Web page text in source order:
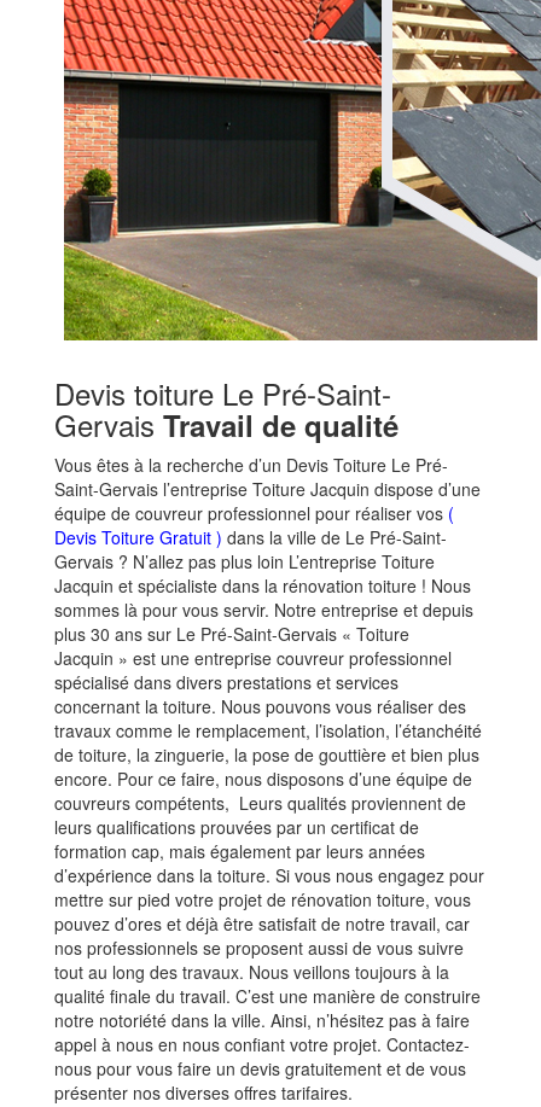
Devis toiture Le Pré-Saint-
Gervais Travail de qualité
Vous êtes à la recherche d’un Devis Toiture Le Pré-
Saint-Gervais l’entreprise Toiture Jacquin dispose d’une
équipe de couvreur professionnel pour réaliser vos (
Devis Toiture Gratuit ) dans la ville de Le Pré-Saint-
Gervais ? N’allez pas plus loin L’entreprise Toiture
Jacquin et spécialiste dans la rénovation toiture ! Nous
sommes là pour vous servir. Notre entreprise et depuis
plus 30 ans sur Le Pré-Saint-Gervais « Toiture
Jacquin » est une entreprise couvreur professionnel
spécialisé dans divers prestations et services
concernant la toiture. Nous pouvons vous réaliser des
travaux comme le remplacement, l’isolation, l’étanchéité
de toiture, la zinguerie, la pose de gouttière et bien plus
encore. Pour ce faire, nous disposons d’une équipe de
couvreurs compétents, Leurs qualités proviennent de
leurs qualifications prouvées par un certificat de
formation cap, mais également par leurs années
d’expérience dans la toiture. Si vous nous engagez pour
mettre sur pied votre projet de rénovation toiture, vous
pouvez d’ores et déjà être satisfait de notre travail, car
nos professionnels se proposent aussi de vous suivre
tout au long des travaux. Nous veillons toujours à la
qualité finale du travail. C’est une manière de construire
notre notoriété dans la ville. Ainsi, n’hésitez pas à faire
appel à nous en nous confiant votre projet. Contactez-
nous pour vous faire un devis gratuitement et de vous
présenter nos diverses offres tarifaires.